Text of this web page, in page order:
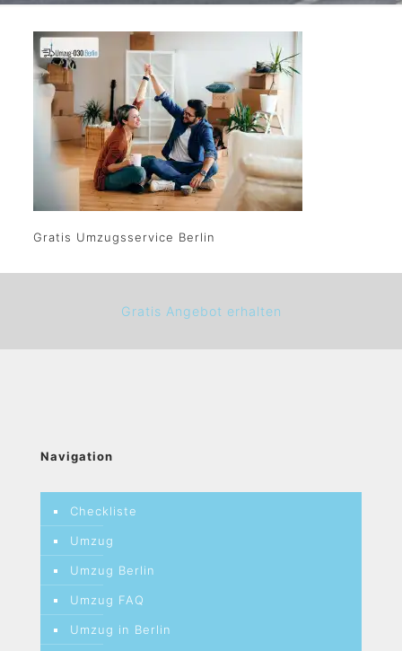
Gratis Umzugsservice Berlin
Gratis Angebot erhalten
Navigation
Checkliste
Umzug
Umzug Berlin
Umzug FAQ
Umzug in Berlin